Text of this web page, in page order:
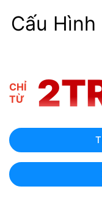
Cấu
CHỈ
TỪ